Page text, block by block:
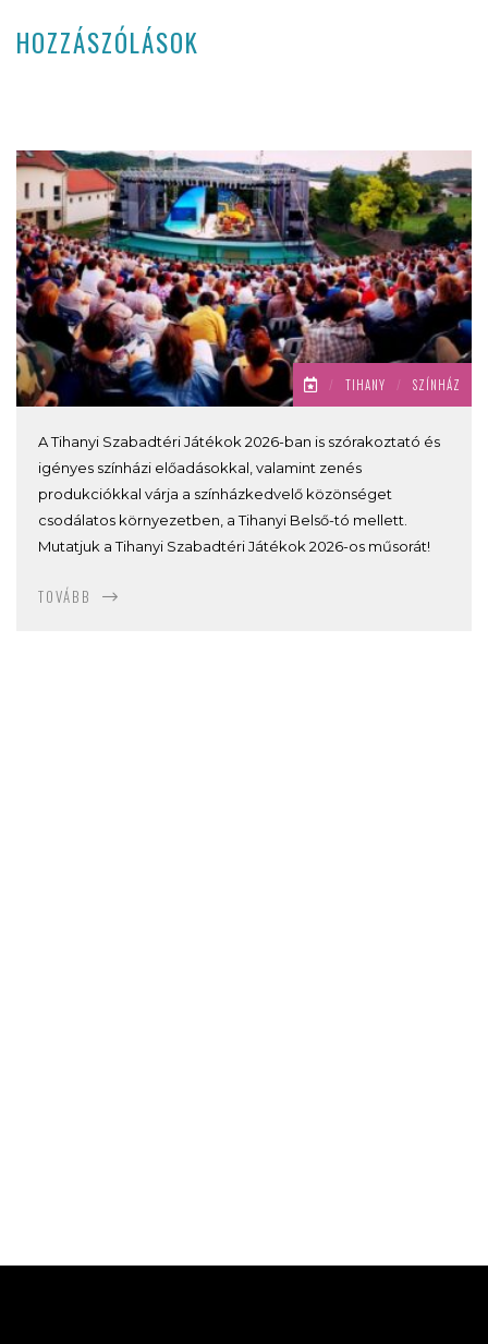
HOZZÁSZÓLÁSOK
/ TIHANY / SZÍNHÁZ
A Tihanyi Szabadtéri Játékok 2026-ban is szórakoztató és
igényes színházi előadásokkal, valamint zenés
produkciókkal várja a színházkedvelő közönséget
csodálatos környezetben, a Tihanyi Belső-tó mellett.
Mutatjuk a Tihanyi Szabadtéri Játékok 2026-os műsorát!
TOVÁBB